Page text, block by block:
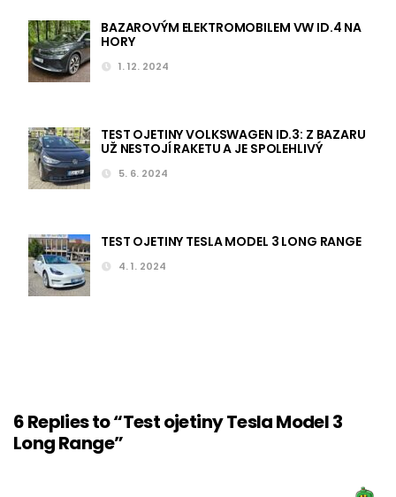
BAZAROVÝM ELEKTROMOBILEM VW ID.4 NA
HORY
1. 12. 2024
TEST OJETINY VOLKSWAGEN ID.3: Z BAZARU
UŽ NESTOJÍ RAKETU A JE SPOLEHLIVÝ
5. 6. 2024
TEST OJETINY TESLA MODEL 3 LONG RANGE
4. 1. 2024
6 Replies to “Test ojetiny Tesla Model 3
Long Range”